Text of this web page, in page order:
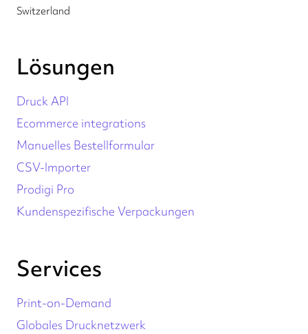
Switzerland
Lösungen
Druck API
Ecommerce integrations
Manuelles Bestellformular
CSV-Importer
Prodigi Pro
Kundenspezifische Verpackungen
Services
Print-on-Demand
Globales Drucknetzwerk